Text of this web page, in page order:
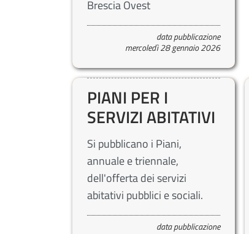
Brescia Ovest
data pubblicazione
mercoledì 28 gennaio 2026
PIANI PER I
SERVIZI ABITATIVI
Si pubblicano i Piani,
annuale e triennale,
dell'offerta dei servizi
abitativi pubblici e sociali.
data pubblicazione